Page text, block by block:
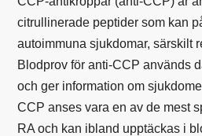
citrullinerade peptider som kan
autoimmuna sjukdomar, särskilt
Blodprov för anti-CCP används
och ger information om
CCP anses vara en av de mest
RA och kan ibland upptäckas i